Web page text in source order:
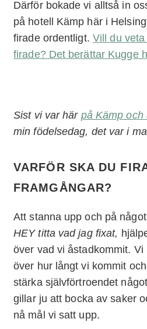
Därför bokade vi alltså in
på hotell Kämp här i
firade ordentligt. Vill du
firade? Det berättar Kugge
Sist vi var här på Kämp och
min födelsedag, det var i
VARFÖR SKA DU
FRAMGÅNGAR?
Att stanna upp och på
HEY titta vad jag fixat,
över vad vi åstadkommit.
över hur långt vi kommit
stärka självförtroendet
gillar ju att bocka av saker
nå mål vi satt upp.